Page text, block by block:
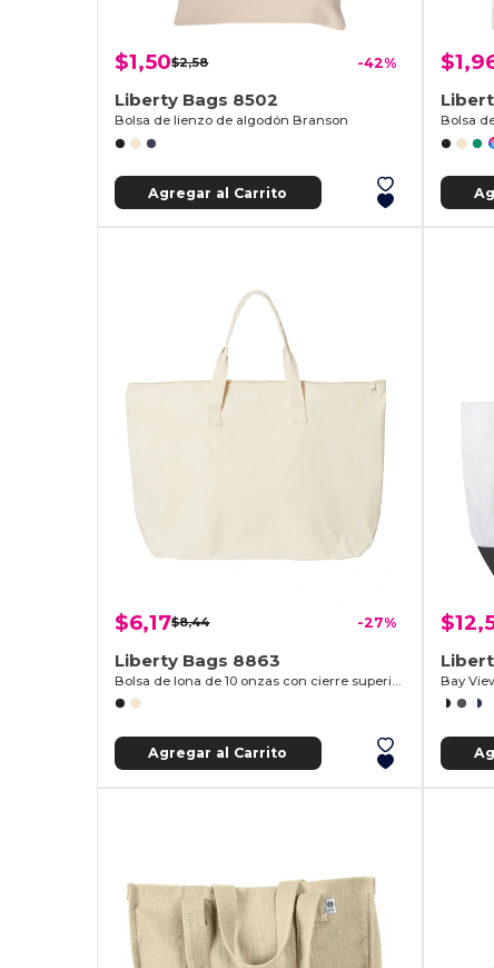
$1,50$2,58 -42%
Liberty Bags 8502
Bolsa de lienzo de algodón Branson
Agregar al Carrito
Bolsa
$6,17$8,44 -27%
Liberty Bags 8863
Agregar al Carrito
Bay